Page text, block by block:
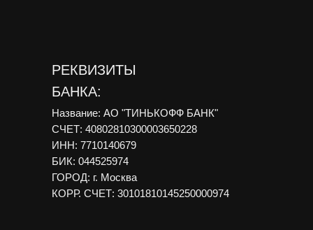
РЕКВИЗИТЫ
БАНКА:
Название: АО "ТИНЬКОФФ БАНК"
СЧЕТ: 40802810300003650228
ИНН: 7710140679
БИК: 044525974
ГОРОД: г. Москва
КОРР. СЧЕТ: 30101810145250000974